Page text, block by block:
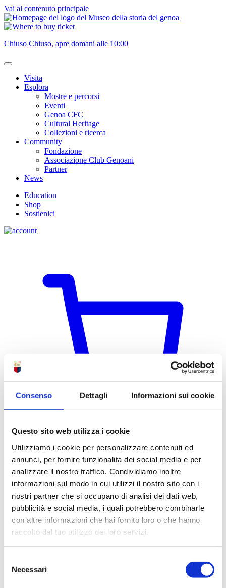
Consenso Dettagli Informazioni sui cookie
Questo sito web utilizza i cookie
Utilizziamo i cookie per personalizzare contenuti ed
annunci, per fornire funzionalità dei social media e per
analizzare il nostro traffico. Condividiamo inoltre
informazioni sul modo in cui utilizzi il nostro sito con i
nostri partner che si occupano di analisi dei dati web,
pubblicità e social media, i quali potrebbero combinarle
con altre informazioni che hai fornito loro o che hanno
raccolto dal tuo utilizzo dei loro servizi.
delNecessari
Vai al contenuto principale
Chiuso Chiuso, apre domani alle 10:00
Visita
Esplora
Mostre e percorsi
Eventi
Genoa CFC
Cultural Heritage
Collezioni e ricerca
Community
Fondazione
Associazione Club Genoani
Partner
News
Education
Shop
Sostienici
Carrello
10/12/2022
Dopo la convincente prova di giovedì 8, il Genoa torna in campo